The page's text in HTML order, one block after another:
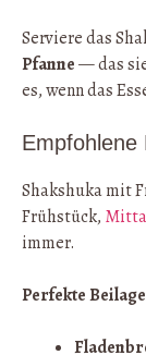
Serviere das
Pfanne— das
es, wenn das
Empfohlene
Shakshuka mit
Frühstück,
immer.
Perfekte